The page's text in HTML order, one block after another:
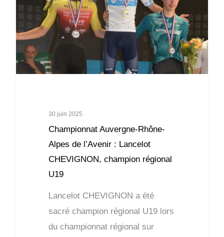
30 juin 2025
Championnat Auvergne-Rhône-
Alpes de l’Avenir : Lancelot
CHEVIGNON, champion régional
U19
Lancelot CHEVIGNON a été
sacré champion régional U19 lors
du championnat régional sur